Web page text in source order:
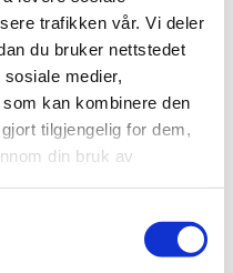
trafikken vår. Vi deler
du bruker nettstedet
medier,
kan kombinere den
tilgjengelig for dem,
din bruk av
fagfelt
å utheve
følge med på hver
på et nettsted.
for å definere
blant annet
og bilder.
for at din